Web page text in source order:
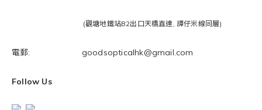
(觀塘地鐵站B2出口天橋直達, 譚仔米線同層)
電郵: goodsopticalhk@gmail.com
Follow Us